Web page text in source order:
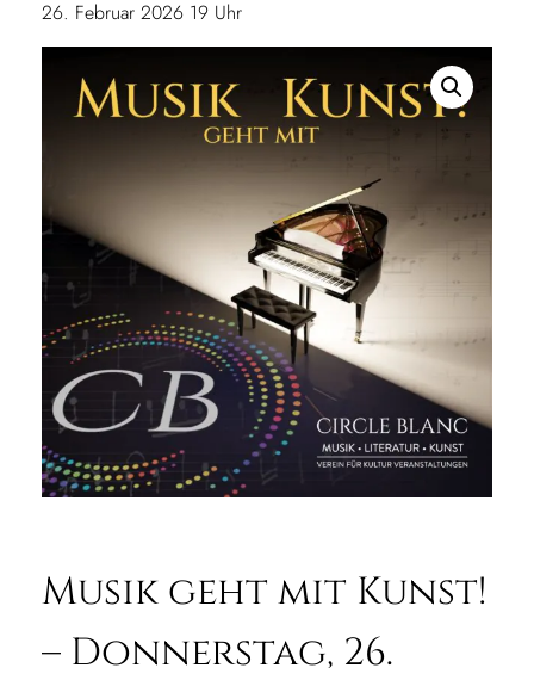
26. Februar 2026 19 Uhr
Musik geht mit Kunst!
– Donnerstag, 26.